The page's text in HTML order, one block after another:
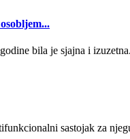
bila je sjajna i
sastojak za